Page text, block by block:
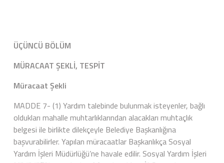
ÜÇÜNCÜ BÖLÜM
MÜRACAAT ŞEKLİ, TESPİT
Müracaat Şekli
MADDE 7- (1) Yardım talebinde bulunmak isteyenler, bağlı
oldukları mahalle muhtarlıklarından alacakları muhtaçlık
belgesi ile birlikte dilekçeyle Belediye Başkanlığına
başvurabilirler. Yapılan müracaatlar Başkanlıkça Sosyal
Yardım İşleri Müdürlüğü’ne havale edilir. Sosyal Yardım İşleri